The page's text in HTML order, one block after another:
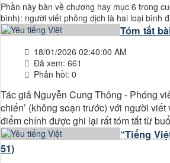
Phần này bàn về chương hay mục 6 trong
bình): người viết phỏng dịch là hai loại bình
Tóm tắt
18/01/2026 02:40:00 AM
Đã xem: 661
Phản hồi: 0
Tác giả Nguyễn Cung Thông - Phóng
chiến’ (không soạn trước) với người
điểm chính được ghi lại rất tóm tắt từ
“Tiếng
51)